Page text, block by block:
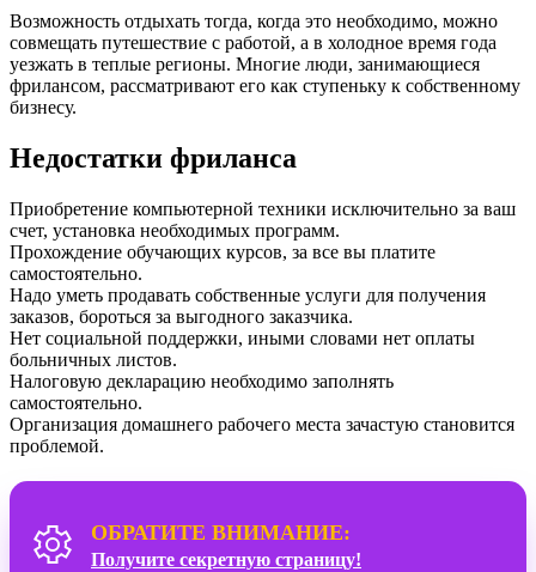
Возможность отдыхать тогда, когда это необходимо, можно
совмещать путешествие с работой, а в холодное время года
уезжать в теплые регионы. Многие люди, занимающиеся
фрилансом, рассматривают его как ступеньку к собственному
бизнесу.
Недостатки фриланса
Приобретение компьютерной техники исключительно за ваш
счет, установка необходимых программ.
Прохождение обучающих курсов, за все вы платите
самостоятельно.
Надо уметь продавать собственные услуги для получения
заказов, бороться за выгодного заказчика.
Нет социальной поддержки, иными словами нет оплаты
больничных листов.
Налоговую декларацию необходимо заполнять
самостоятельно.
Организация домашнего рабочего места зачастую становится
проблемой.
ОБРАТИТЕ ВНИМАНИЕ:
Получите секретную страницу!